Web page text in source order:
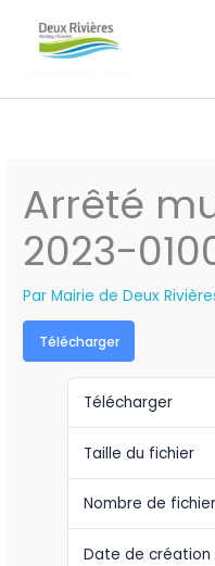
Arrêté
2023-
ParMairie de Deux
Télécharger
Télécharger
Taille du fichier
Nombre de
Date de création